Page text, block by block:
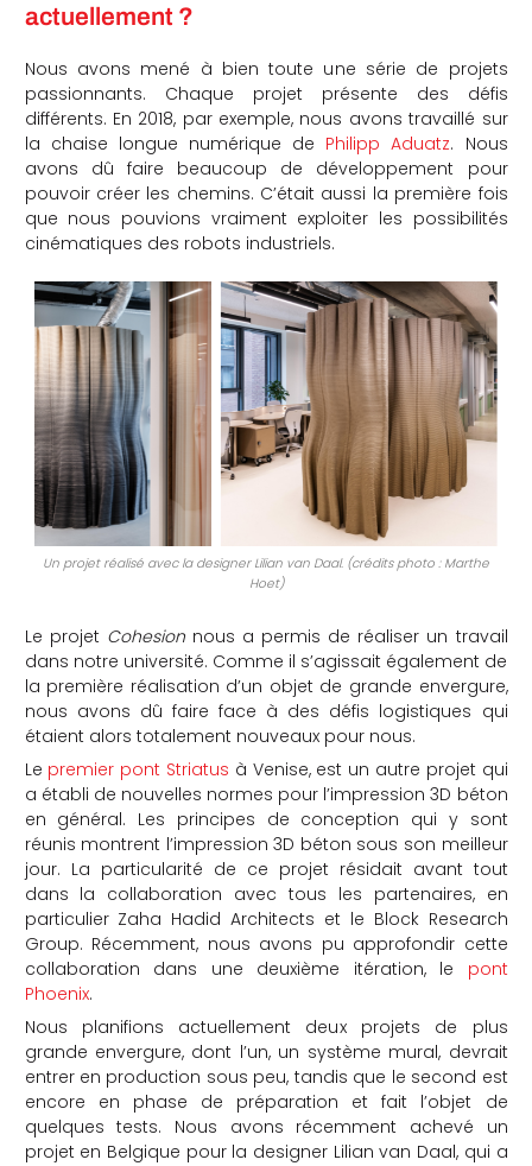
actuellement ?
Nous avons mené à bien toute une série de projets
passionnants. Chaque projet présente des défis
différents. En 2018, par exemple, nous avons travaillé sur
la chaise longue numérique de Philipp Aduatz. Nous
avons dû faire beaucoup de développement pour
pouvoir créer les chemins. C’était aussi la première fois
que nous pouvions vraiment exploiter les possibilités
cinématiques des robots industriels.
Un projet réalisé avec la designer Lilian van Daal. (crédits photo : Marthe
Hoet)
Le projet Cohesionnous a permis de réaliser un travail
dans notre université. Comme il s’agissait également de
la première réalisation d’un objet de grande envergure,
nous avons dû faire face à des défis logistiques qui
étaient alors totalement nouveaux pour nous.
Le premier pont Striatus à Venise, est un autre projet qui
a établi de nouvelles normes pour l’impression 3D béton
en général. Les principes de conception qui y sont
réunis montrent l’impression 3D béton sous son meilleur
jour. La particularité de ce projet résidait avant tout
dans la collaboration avec tous les partenaires, en
particulier Zaha Hadid Architects et le Block Research
Group. Récemment, nous avons pu approfondir cette
collaboration dans une deuxième itération, le pont
Phoenix.
Nous planifions actuellement deux projets de plus
grande envergure, dont l’un, un système mural, devrait
entrer en production sous peu, tandis que le second est
encore en phase de préparation et fait l’objet de
quelques tests. Nous avons récemment achevé un
projet en Belgique pour la designer Lilian van Daal, qui a